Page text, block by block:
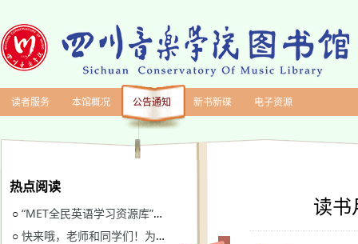
读者服务 本馆概况 公告通知 新书新碟 电子资源
热点阅读
○ “MET全民英语学习资源库”继续开通试用
○ 快来哦，老师和同学们！为川音图书馆“十四五”规划建言献策
读书